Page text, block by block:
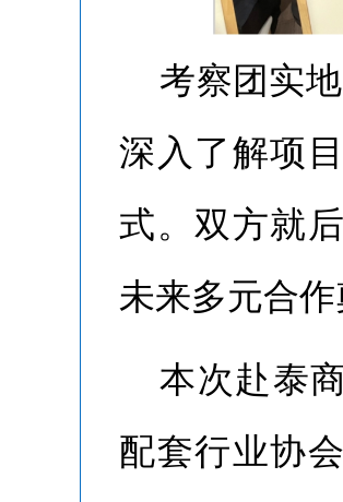
考察团实
深入了解项
式。双方就
未来多元合
本次赴泰
配套行业协